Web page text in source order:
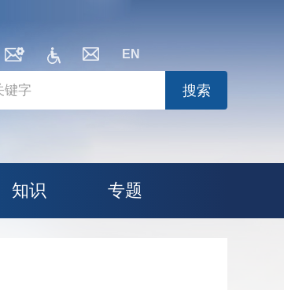
EN
搜索
知识 专题